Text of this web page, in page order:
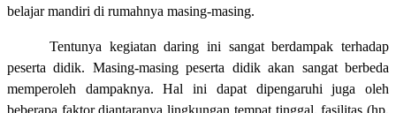
belajar mandiri di rumahnya masing-masing.
Tentunya kegiatan daring ini sangat berdampak terhadap
peserta didik. Masing-masing peserta didik akan sangat berbeda
memperoleh dampaknya. Hal ini dapat dipengaruhi juga oleh
beberapa faktor diantaranya lingkungan tempat tinggal, fasilitas (hp,